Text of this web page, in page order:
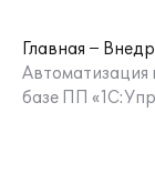
Главная
базе ПП